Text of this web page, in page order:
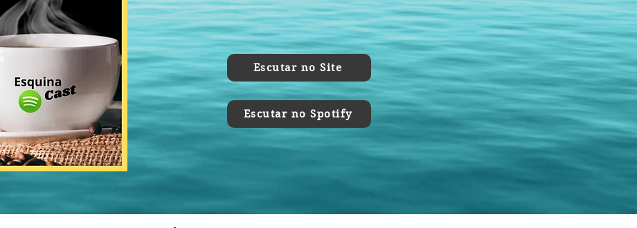
Pode entrar que a casa é sua! "A
gente se encontra na próxima
esquina!" ®
Se você gostou do vídeo "O ENSINO
MÉDIO NO PICADEIRO”, deixe o seu
comentário e nos ajude a melhorar o
canal. Pode entrar que a casa é sua!
Não se esqueça de deixar o seu 👍 e
favoritar este vídeo. Ative o 🔔 e não
perca nenhum lançamento! Pode
entrar que a casa é sua! "A gente se
encontra na próxima esquina!" ®
Escutar no Site
Escutar no Spotify